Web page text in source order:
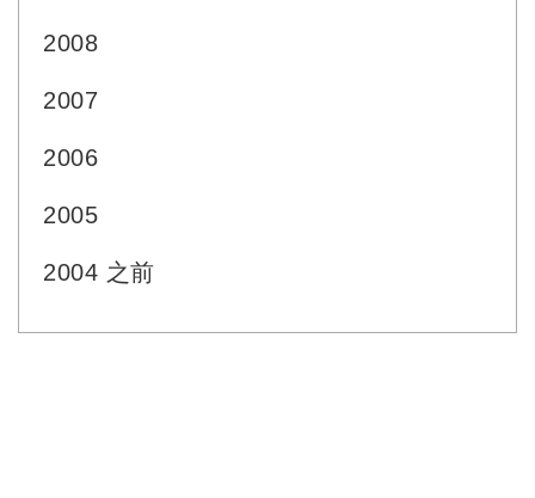
2008
2007
2006
2005
2004 之前